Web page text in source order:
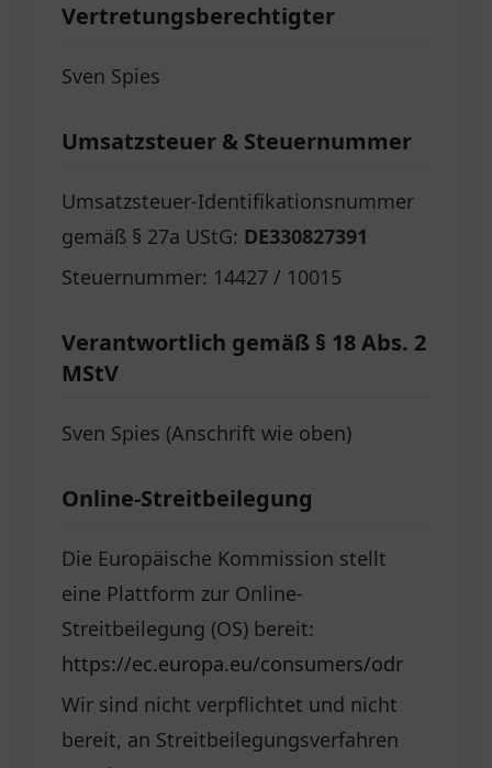
Vertretungsberechtigter
Sven Spies
Umsatzsteuer & Steuernummer
Umsatzsteuer-Identifikationsnummer
gemäß § 27a UStG: DE330827391
Steuernummer: 14427 / 10015
Verantwortlich gemäß § 18 Abs. 2
MStV
Sven Spies (Anschrift wie oben)
Online-Streitbeilegung
Die Europäische Kommission stellt
eine Plattform zur Online-
Streitbeilegung (OS) bereit:
https://ec.europa.eu/consumers/odr
Wir sind nicht verpflichtet und nicht
bereit, an Streitbeilegungsverfahren